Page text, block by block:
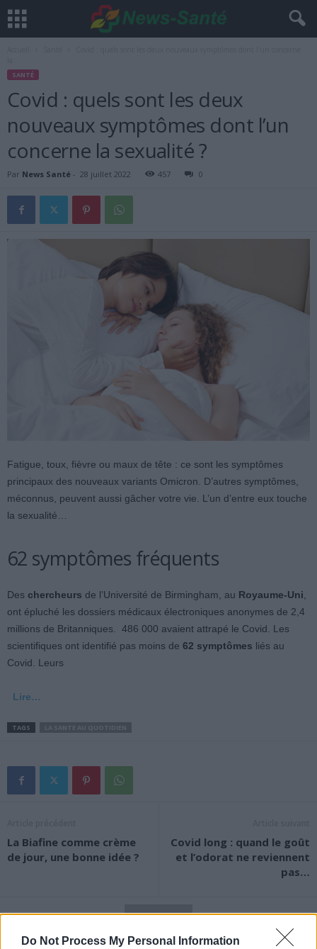
Do Not Process My Personal Information
SANTÉ
Covid : quels sont les deux
nouveaux symptômes dont l’un
concerne la sexualité ?
Par News Santé - 28 juillet 2022 457 0
Fatigue, toux, fièvre ou maux de tête : ce sont les symptômes
principaux des nouveaux variants Omicron. D’autres symptômes,
méconnus, peuvent aussi gâcher votre vie. L’un d’entre eux touche
la sexualité…
62 symptômes fréquents
Des chercheurs de l’Université de Birmingham, au Royaume-Uni,
ont épluché les dossiers médicaux électroniques anonymes de 2,4
millions de Britanniques. 486 000 avaient attrapé le Covid. Les
scientifiques ont identifié pas moins de 62 symptômes liés au
Covid. Leurs
Lire…
TAGS
La Biafine comme crème
de jour, une bonne idée ?
Covid long : quand le goût
et l’odorat ne reviennent
pas…